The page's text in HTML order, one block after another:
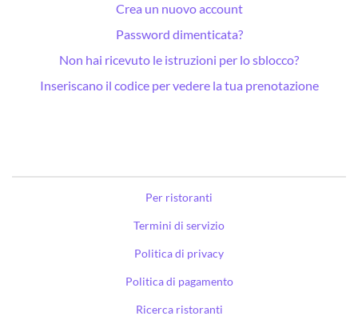
Crea un nuovo account
Password dimenticata?
Non hai ricevuto le istruzioni per lo sblocco?
Inseriscano il codice per vedere la tua prenotazione
Per ristoranti
Termini di servizio
Politica di privacy
Politica di pagamento
Ricerca ristoranti